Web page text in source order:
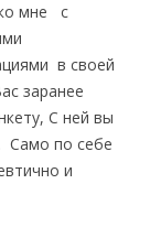
мне с
в своей
заранее
С ней вы
. Само по себе
и